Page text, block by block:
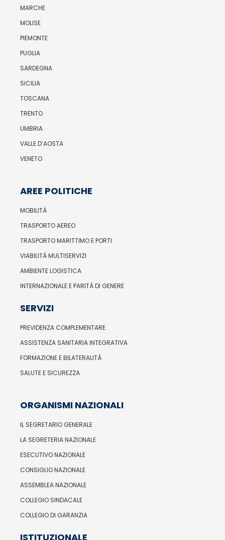
MARCHE
MOLISE
PIEMONTE
PUGLIA
SARDEGNA
SICILIA
TOSCANA
TRENTO
UMBRIA
VALLE D’AOSTA
VENETO
AREE POLITICHE
MOBILITÀ
TRASPORTO AEREO
TRASPORTO MARITTIMO E PORTI
VIABILITÀ MULTISERVIZI
AMBIENTE LOGISTICA
INTERNAZIONALE E PARITÀ DI GENERE
SERVIZI
PREVIDENZA COMPLEMENTARE
ASSISTENZA SANITARIA INTEGRATIVA
FORMAZIONE E BILATERALITÀ
SALUTE E SICUREZZA
ORGANISMI NAZIONALI
IL SEGRETARIO GENERALE
LA SEGRETERIA NAZIONALE
ESECUTIVO NAZIONALE
CONSIGLIO NAZIONALE
ASSEMBLEA NAZIONALE
COLLEGIO SINDACALE
COLLEGIO DI GARANZIA
ISTITUZIONALE